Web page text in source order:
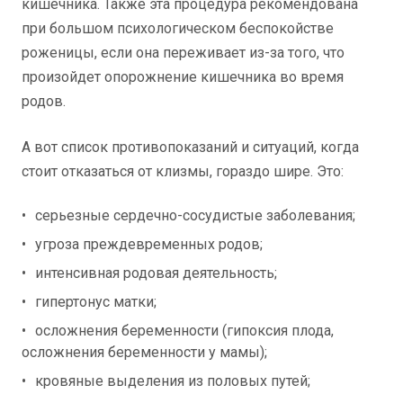
кишечника. Также эта процедура рекомендована
при большом психологическом беспокойстве
роженицы, если она переживает из-за того, что
произойдет опорожнение кишечника во время
родов.
А вот список противопоказаний и ситуаций, когда
стоит отказаться от клизмы, гораздо шире. Это:
серьезные сердечно-сосудистые заболевания;
угроза преждевременных родов;
интенсивная родовая деятельность;
гипертонус матки;
осложнения беременности (гипоксия плода,
осложнения беременности у мамы);
кровяные выделения из половых путей;